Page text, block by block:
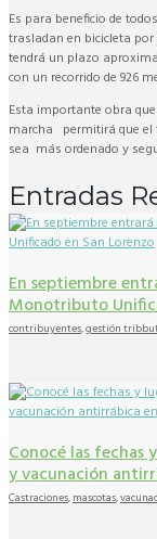
Es para beneficio de
trasladan en bicicleta
tendrá un plazo
con un recorrido de 926
Esta importante obra
marcha permitirá que el
sea más ordenado y
Entradas
En septiembre
Monotributo
contribuyentes,gestión
Conocé las fechas
y vacunación
Castraciones,mascotas,